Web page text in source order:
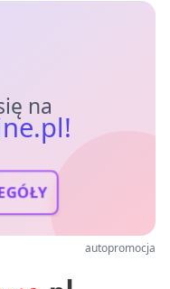
na
autopromocja